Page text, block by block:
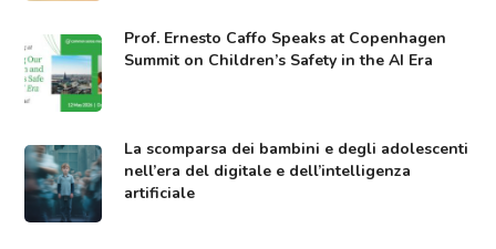
Prof. Ernesto Caffo Speaks at Copenhagen
Summit on Children’s Safety in the AI Era
La scomparsa dei bambini e degli adolescenti
nell’era del digitale e dell’intelligenza
artificiale